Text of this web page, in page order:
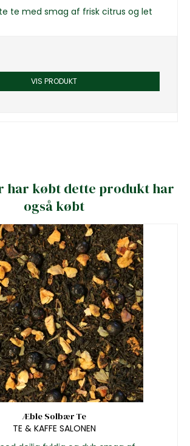
te med smag af frisk citrus og let
VIS PRODUKT
har købt dette produkt har
også købt
Æble Solbær Te
TE & KAFFE SALONEN